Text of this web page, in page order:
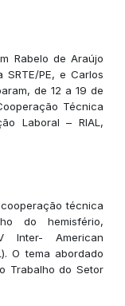
Rabelo de Araújo
SRTE/PE, e Carlos
de 12 a 19 de
Técnica
Laboral – RIAL,
técnica
do hemisfério,
Inter- American
O tema abordado
Trabalho do Setor